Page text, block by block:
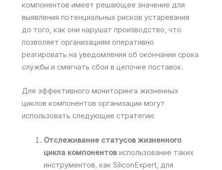
компонентов имеет решающее значение для
выявления потенциальных рисков устаревания
до того, как они нарушат производство, что
позволяет организациям оперативно
реагировать на уведомления об окончании срока
службы и смягчать сбои в цепочке поставок.
Для эффективного мониторинга жизненных
циклов компонентов организации могут
использовать следующие стратегии:
Отслеживание статусов жизненного
цикла компонентовиспользование таких
инструментов, как SiliconExpert, для